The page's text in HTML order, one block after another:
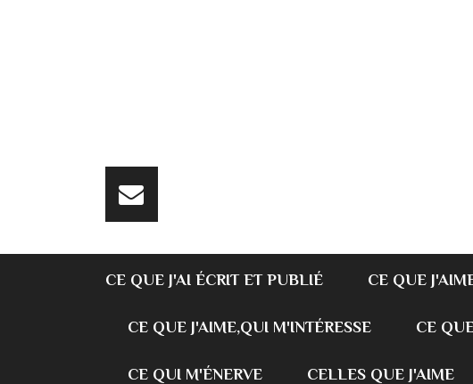
CE QUE J'AI ÉCRIT ET PUBLIÉ CE QUE
CE QUE J'AIME,QUI M'INTÉRESSE CE
CE QUI M'ÉNERVE CELLES QUE J'AIME